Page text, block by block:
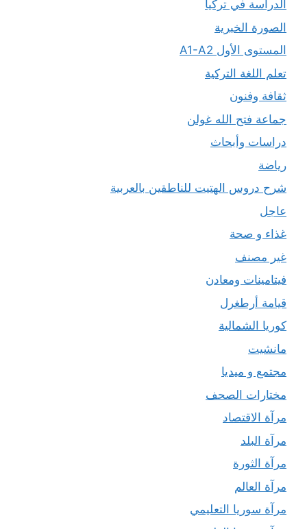
الدراسة في تركيا
الصورة الخبرية
المستوى الأول A1-A2
تعلم اللغة التركية
ثقافة وفنون
جماعة فتح الله غولن
دراسات وأبحاث
رياضة
شرح دروس الهتيت للناطقين بالعربية
عاجل
غذاء و صحة
غير مصنف
فيتامينات ومعادن
قيامة أرطغرل
كوريا الشمالية
مانشيت
مجتمع و ميديا
مختارات الصحف
مرآة الاقتصاد
مرآة البلد
مرآة الثورة
مرآة العالم
مرآة سوريا التعليمي